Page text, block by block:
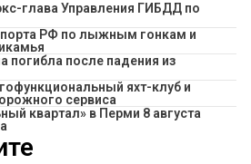
глава Управления ГИБДД по
РФ по лыжным гонкам и
погибла после падения из
яхт-клуб и
сервиса
квартал» в Перми 8 августа